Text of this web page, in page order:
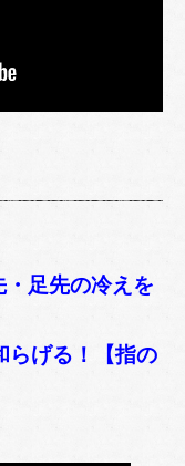
足先の冷えを
げる！【指の